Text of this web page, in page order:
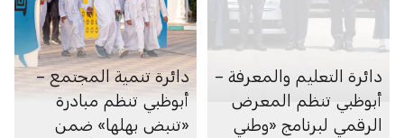
دائرة التعليم والمعرفة –
أبوظبي تنظم المعرض
الرقمي لبرنامج «وطني
دائرة تنمية المجتمع –
أبوظبي تنظم مبادرة
«تنبض بهلها» ضمن